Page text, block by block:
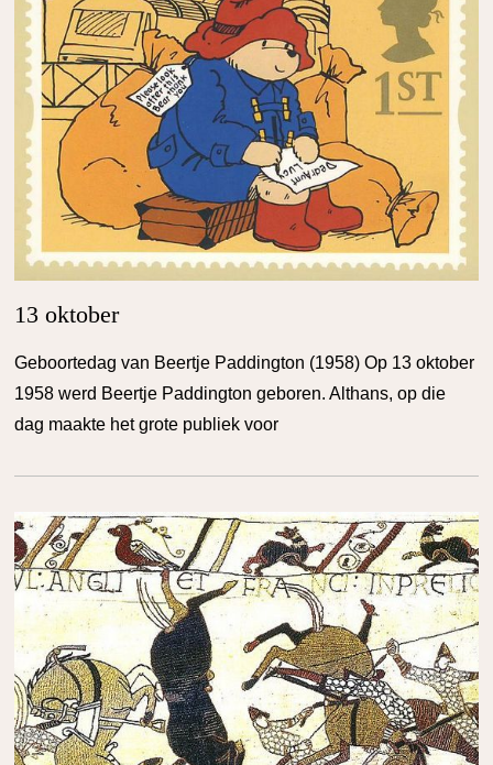
13 oktober
Geboortedag van Beertje Paddington (1958) Op 13 oktober
1958 werd Beertje Paddington geboren. Althans, op die
dag maakte het grote publiek voor